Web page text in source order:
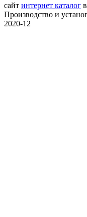
сайт интернет каталог
Производство и
2020-12